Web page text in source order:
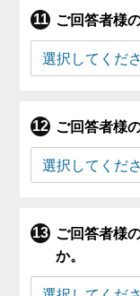
ご回答者様
ご回答者様
ご回答者様
か。